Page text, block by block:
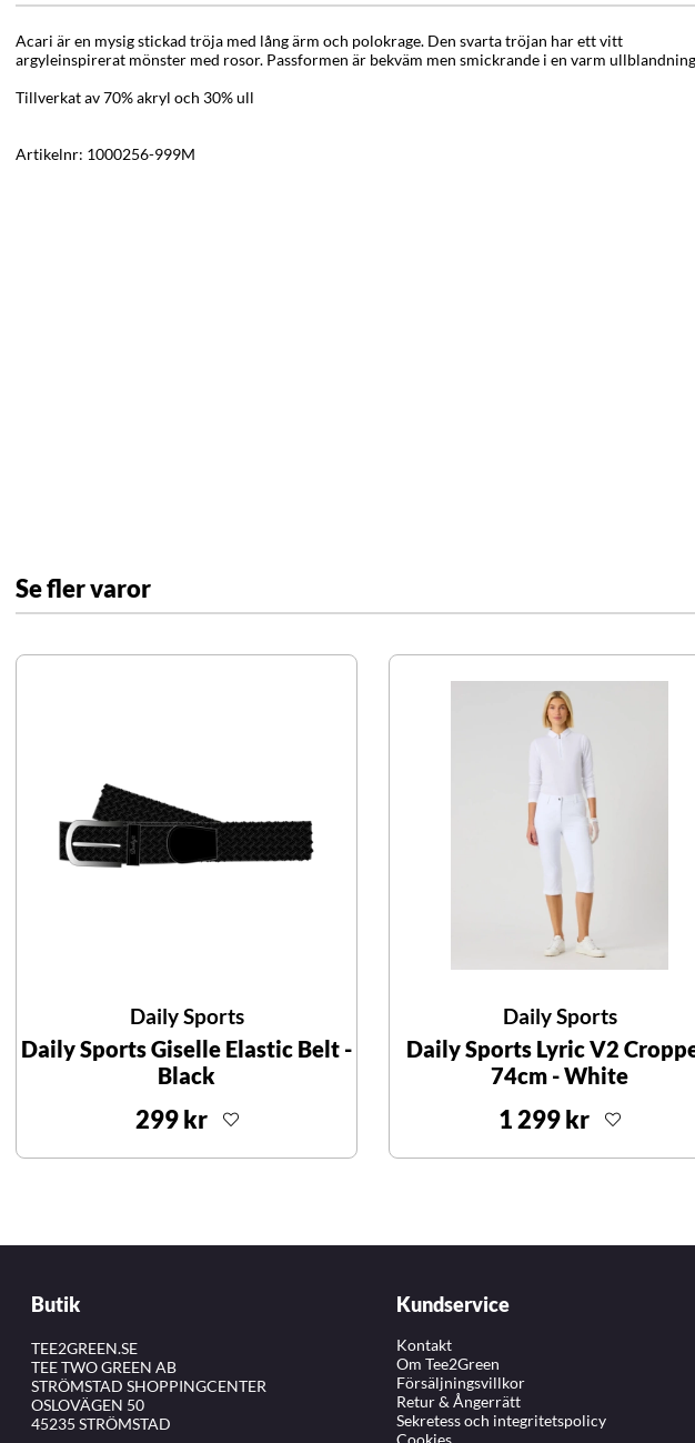
Acari är en mysig stickad tröja med lång ärm och polokrage. Den svarta tröjan har ett vitt
argyleinspirerat mönster med rosor. Passformen är bekväm men smickrande i en varm
Tillverkat av 70% akryl och 30% ull
Artikelnr: 1000256-999M
Se fler varor
Daily Sports
Daily Sports Giselle Elastic Belt -
Black
299 kr
Daily Sports
Daily Sports Lyric V2
74cm - White
1 299 kr
Butik
TEE2GREEN.SE
TEE TWO GREEN AB
STRÖMSTAD SHOPPINGCENTER
OSLOVÄGEN 50
45235 STRÖMSTAD
Kundservice
Kontakt
Om Tee2Green
Försäljningsvillkor
Retur & Ångerrätt
Sekretess och integritetspolicy
Cookies